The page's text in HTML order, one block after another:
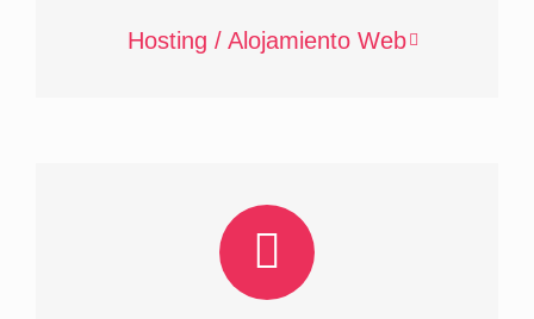
Hosting / Alojamiento Web